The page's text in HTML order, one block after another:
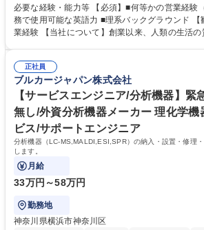
保守製品の拡販いただきます。 ≪詳細≫ ■分析機器（NMR）の販売業務
全般 ■販売代理店への販売サポート ■学会・イベ
本における保守契約並びに保守製品の拡販 募集職種 【横浜/分析機器(NM
必要な経験・能力等 【必須】■何等かの営業経験
務で使用可能な英語力 ■理系バックグラウンド 【
業経験 【当社について】創業以来、人類の生活の質を向上させるための新
分子レベル、細胞レベル及び微視的レベルで生命
できるようになりました。当社は世界有数の分析
り、最先端の技術と革新的なソリューションを継
す。 学歴・資格 学歴：大学院 大学 高専 短大 専修学校 高校 語学力：英語
資格：
正社員
ブルカージャパン株式会社
【サービスエンジニア/分析機器】緊
無し/外資分析機器メーカー 理化学機
ビス/サポートエンジニア
分析機器（LC-MS,MALDI,ESI,SPR）の納入・設置・修理
します。
月給
33万円～58万円
勤務地
神奈川県横浜市神奈川区